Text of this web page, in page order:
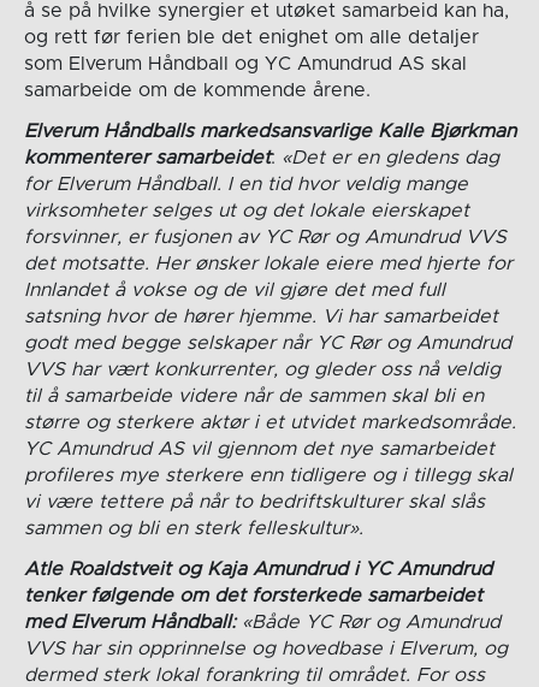
å se på hvilke synergier et utøket samarbeid kan ha,
og rett før ferien ble det enighet om alle detaljer
som Elverum Håndball og YC Amundrud AS skal
samarbeide om de kommende årene.
Elverum Håndballs markedsansvarlige Kalle Bjørkman
kommenterer samarbeidet: «Det er en gledens dag
for Elverum Håndball. I en tid hvor veldig mange
virksomheter selges ut og det lokale eierskapet
forsvinner, er fusjonen av YC Rør og Amundrud VVS
det motsatte. Her ønsker lokale eiere med hjerte for
Innlandet å vokse og de vil gjøre det med full
satsning hvor de hører hjemme. Vi har samarbeidet
godt med begge selskaper når YC Rør og Amundrud
VVS har vært konkurrenter, og gleder oss nå veldig
til å samarbeide videre når de sammen skal bli en
større og sterkere aktør i et utvidet markedsområde.
YC Amundrud AS vil gjennom det nye samarbeidet
profileres mye sterkere enn tidligere og i tillegg skal
vi være tettere på når to bedriftskulturer skal slås
sammen og bli en sterk felleskultur».
Atle Roaldstveit og Kaja Amundrud i YC Amundrud
tenker følgende om det forsterkede samarbeidet
med Elverum Håndball: «Både YC Rør og Amundrud
VVS har sin opprinnelse og hovedbase i Elverum, og
dermed sterk lokal forankring til området. For oss